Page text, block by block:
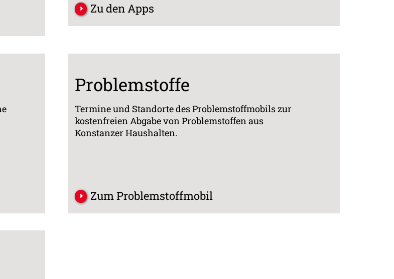
Zu den Apps
Problemstoffe
Termine und Standorte des Problemstoffmobils zur
kostenfreien Abgabe von Problemstoffen aus
Konstanzer Haushalten.
Zum Problemstoffmobil